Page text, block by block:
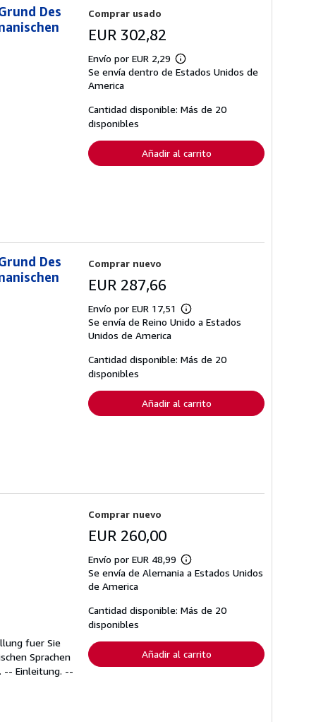
Des
Comprar usado
EUR 302,82
Envío por EUR 2,29
Más
información
tarifas
de
Se envía dentro de Estados Unidos de
America
Cantidad disponible: Más de 20
disponibles
Añadir al carrito
Des
Comprar nuevo
EUR 287,66
Envío por EUR 17,51
Más
información
tarifas
de
Se envía de Reino Unido a Estados
Unidos de America
Cantidad disponible: Más de 20
disponibles
Añadir al carrito
fuer Sie
Sprachen
-- Einleitung. --
Comprar nuevo
EUR 260,00
Envío por EUR 48,99
Más
información
tarifas
de
Se envía de Alemania a Estados Unidos
de America
Cantidad disponible: Más de 20
disponibles
Añadir al carrito